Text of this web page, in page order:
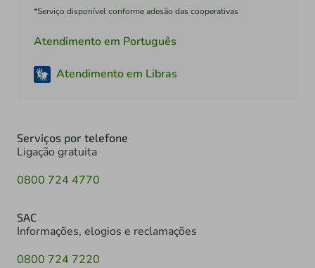
*Serviço disponível conforme adesão das cooperativas
Atendimento em Português
Atendimento em Libras
Serviços por telefone
Ligação gratuita
0800 724 4770
SAC
Informações, elogios e reclamações
0800 724 7220